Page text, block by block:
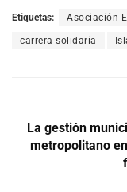
Etiquetas: Asociación
carrera solidaria
La gestión
metropolitano